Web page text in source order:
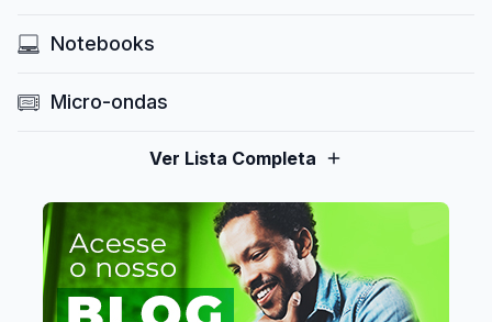
Notebooks
Micro-ondas
Ver Lista Completa